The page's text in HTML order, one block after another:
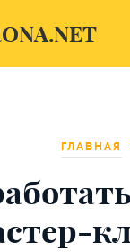
ГЛАВНАЯ